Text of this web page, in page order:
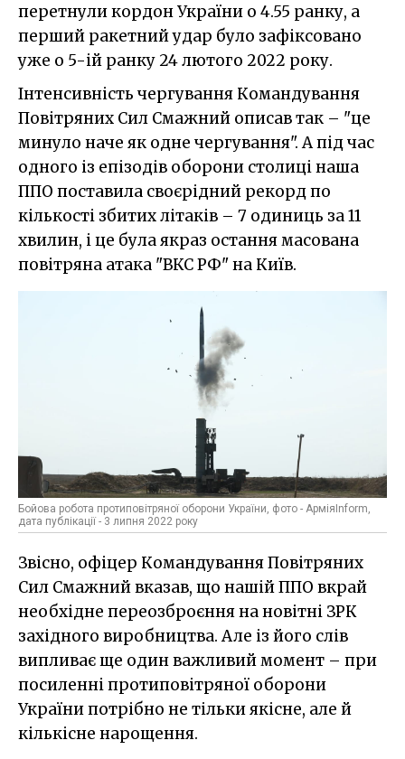
перетнули кордон України о 4.55 ранку, а
перший ракетний удар було зафіксовано
уже о 5-ій ранку 24 лютого 2022 року.
Інтенсивність чергування Командування
Повітряних Сил Смажний описав так – "це
минуло наче як одне чергування". А під час
одного із епізодів оборони столиці наша
ППО поставила своєрідний рекорд по
кількості збитих літаків – 7 одиниць за 11
хвилин, і це була якраз остання масована
повітряна атака "ВКС РФ" на Київ.
Бойова робота протиповітряної оборони України, фото - АрміяInform,
дата публікації - 3 липня 2022 року
Звісно, офіцер Командування Повітряних
Сил Смажний вказав, що нашій ППО вкрай
необхідне переозброєння на новітні ЗРК
західного виробництва. Але із його слів
випливає ще один важливий момент – при
посиленні протиповітряної оборони
України потрібно не тільки якісне, але й
кількісне нарощення.